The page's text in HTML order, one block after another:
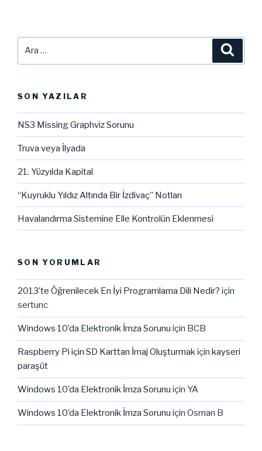
SON YAZILAR
NS3 Missing Graphviz Sorunu
Truva veya İlyada
21. Yüzyılda Kapital
“Kuyruklu Yıldız Altında Bir İzdivaç” Notları
Havalandırma Sistemine Elle Kontrolün Eklenmesi
SON YORUMLAR
2013’te Öğrenilecek En İyi Programlama Dili Nedir? için
sertunc
Windows 10’da Elektronik İmza Sorunu için BCB
Raspberry Pi için SD Karttan İmaj Oluşturmakiçin kayseri
paraşüt
Windows 10’da Elektronik İmza Sorunu için YA
Windows 10’da Elektronik İmza Sorunu için Osman B